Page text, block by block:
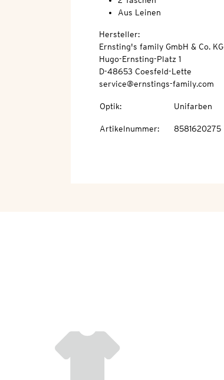
Aus Leinen
Hersteller:
Ernsting's family GmbH & Co. KG
Hugo-Ernsting-Platz 1
D-48653 Coesfeld-Lette
service@ernstings-family.com
Optik: Unifarben
Artikelnummer: 8581620275